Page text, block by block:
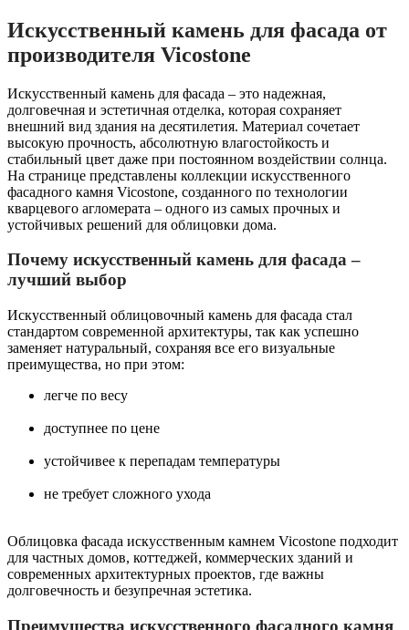
Искусственный камень для фасада от
производителя Vicostone
Искусственный камень для фасада – это надежная,
долговечная и эстетичная отделка, которая сохраняет
внешний вид здания на десятилетия. Материал сочетает
высокую прочность, абсолютную влагостойкость и
стабильный цвет даже при постоянном воздействии солнца.
На странице представлены коллекции искусственного
фасадного камня Vicostone, созданного по технологии
кварцевого агломерата – одного из самых прочных и
устойчивых решений для облицовки дома.
Почему искусственный камень для фасада –
лучший выбор
Искусственный облицовочный камень для фасада стал
стандартом современной архитектуры, так как успешно
заменяет натуральный, сохраняя все его визуальные
преимущества, но при этом:
легче по весу
доступнее по цене
устойчивее к перепадам температуры
не требует сложного ухода
Облицовка фасада искусственным камнем Vicostone подходит
для частных домов, коттеджей, коммерческих зданий и
современных архитектурных проектов, где важны
долговечность и безупречная эстетика.
Преимущества искусственного фасадного камня